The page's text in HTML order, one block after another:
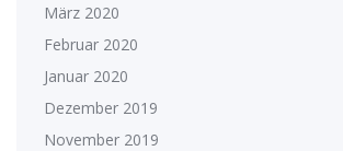
März 2020
Februar 2020
Januar 2020
Dezember 2019
November 2019